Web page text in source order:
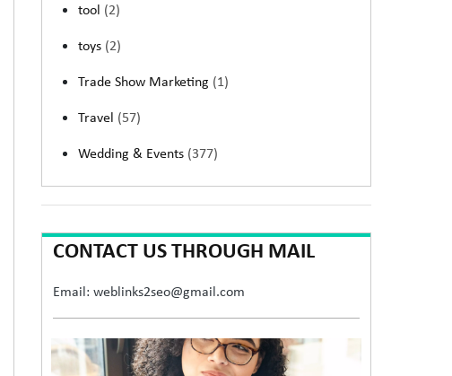
tool (2)
toys (2)
Trade Show Marketing (1)
Travel (57)
Wedding & Events (377)
CONTACT US THROUGH MAIL
Email: weblinks2seo@gmail.com